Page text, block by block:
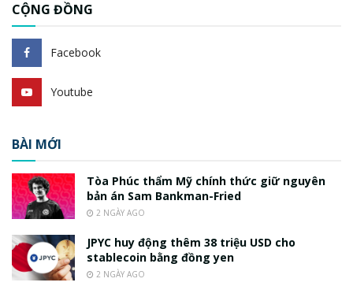
CỘNG ĐỒNG
Facebook
Youtube
BÀI MỚI
Tòa Phúc thẩm Mỹ chính thức giữ nguyên
bản án Sam Bankman-Fried
2 NGÀY AGO
JPYC huy động thêm 38 triệu USD cho
stablecoin bằng đồng yen
2 NGÀY AGO